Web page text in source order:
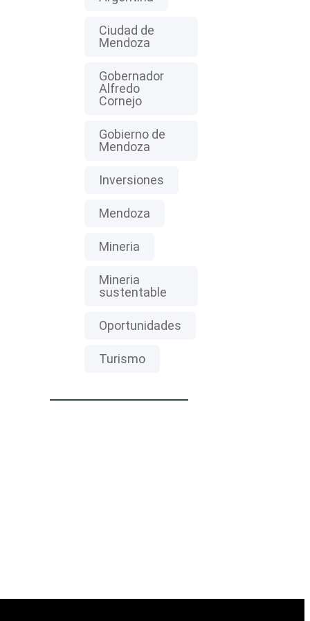
Ciudad de
Mendoza
Gobernador
Alfredo
Cornejo
Gobierno de
Mendoza
Inversiones
Mendoza
Mineria
Mineria
sustentable
Oportunidades
Turismo